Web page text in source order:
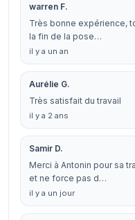
warren F.
Très bonne expérience,
la fin de la pose…
il y a un an
Aurélie G.
Très satisfait du travail
il y a 2 ans
Samir D.
Merci à Antonin pour sa
et ne force pas d…
il y a un jour